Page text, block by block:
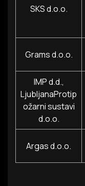
SKS d.o.o.
Grams d.o.o.
IMP d.d.,
LjubljanaProtip
ožarni sustavi
d.o.o.
Argas d.o.o.